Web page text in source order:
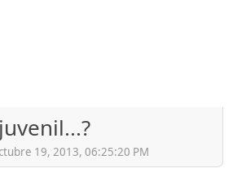
19, 2013, 06:25:20 PM